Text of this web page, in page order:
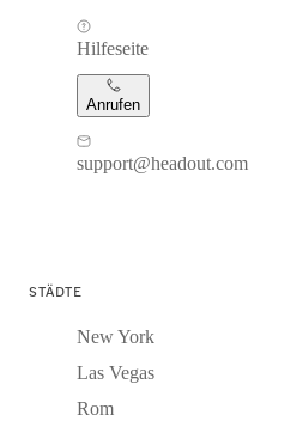
Hilfeseite
Anrufen
support@headout.com
STÄDTE
New York
Las Vegas
Rom